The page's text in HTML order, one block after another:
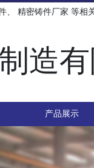
精密铸件厂家 等相
造
产品展示